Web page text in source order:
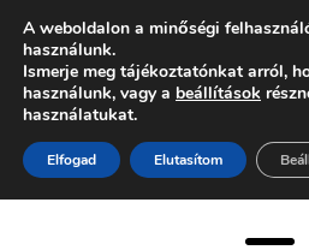
A weboldalon a minőségi
használunk.
Ismerje meg tájékoztatónkat arról,
használunk, vagy a beállítások
használatukat.
Elfogad Elutasítom